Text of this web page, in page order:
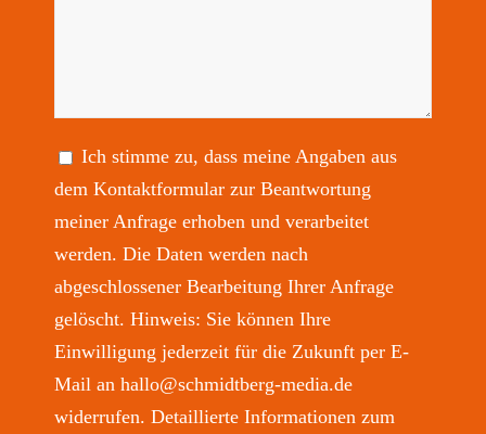
Ich stimme zu, dass meine Angaben aus
dem Kontaktformular zur Beantwortung
meiner Anfrage erhoben und verarbeitet
werden. Die Daten werden nach
abgeschlossener Bearbeitung Ihrer Anfrage
gelöscht. Hinweis: Sie können Ihre
Einwilligung jederzeit für die Zukunft per E-
Mail an hallo@schmidtberg-media.de
widerrufen. Detaillierte Informationen zum